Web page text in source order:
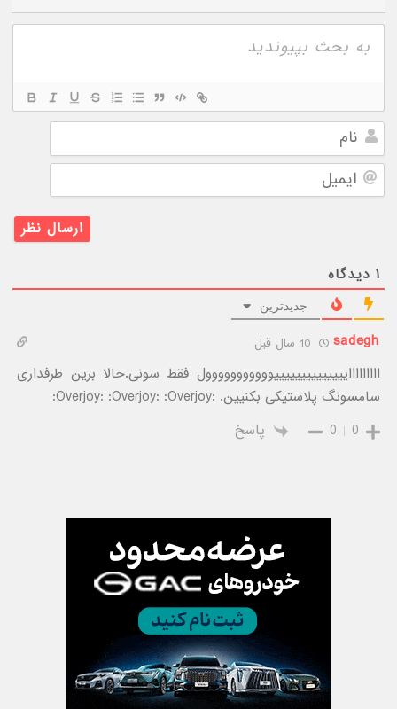
نام
ایمیل
۱ دیدگاه
جدیدترین
sadegh
اااااااااییییییییییییییووووووووووول فقط سونی.حالا برین طرفداری
سامسونگ پلاستیکی بکنیین. :Overjoy: :Overjoy: :Overjoy:
0
0 پاسخ